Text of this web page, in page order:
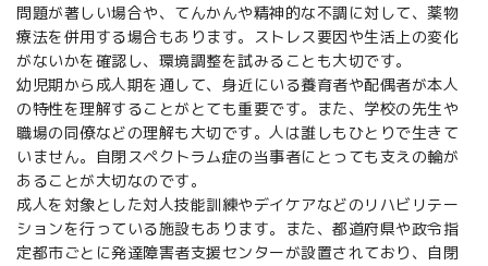
問題が著しい場合や、てんかんや精神的な不調に対して、薬物
療法を併用する場合もあります。ストレス要因や生活上の変化
がないかを確認し、環境調整を試みることも大切です。
幼児期から成人期を通して、身近にいる養育者や配偶者が本人
の特性を理解することがとても重要です。また、学校の先生や
職場の同僚などの理解も大切です。人は誰しもひとりで生きて
いません。自閉スペクトラム症の当事者にとっても支えの輪が
あることが大切なのです。
成人を対象とした対人技能訓練やデイケアなどのリハビリテー
ションを行っている施設もあります。また、都道府県や政令指
定都市ごとに発達障害者支援センターが設置されており、自閉